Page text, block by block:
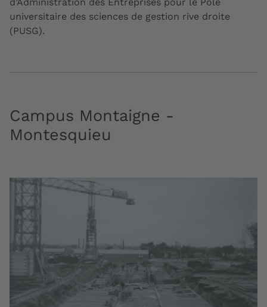
universitaire des sciences de gestion rive droite
(PUSG).
Campus Montaigne -
Montesquieu